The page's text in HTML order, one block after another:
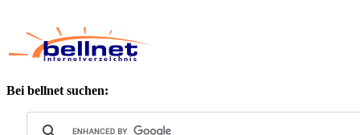
Bei bellnet suchen: